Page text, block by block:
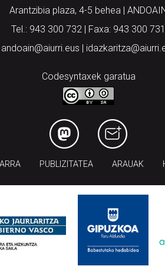
Arantzibia plaza, 4-5 behea |
Tel.: 943 300 732 | Faxa: 943 300 731
andoain@aiurri.eus |
Codesyntaxek garatua
PUBLIZITATEA ARAUAK